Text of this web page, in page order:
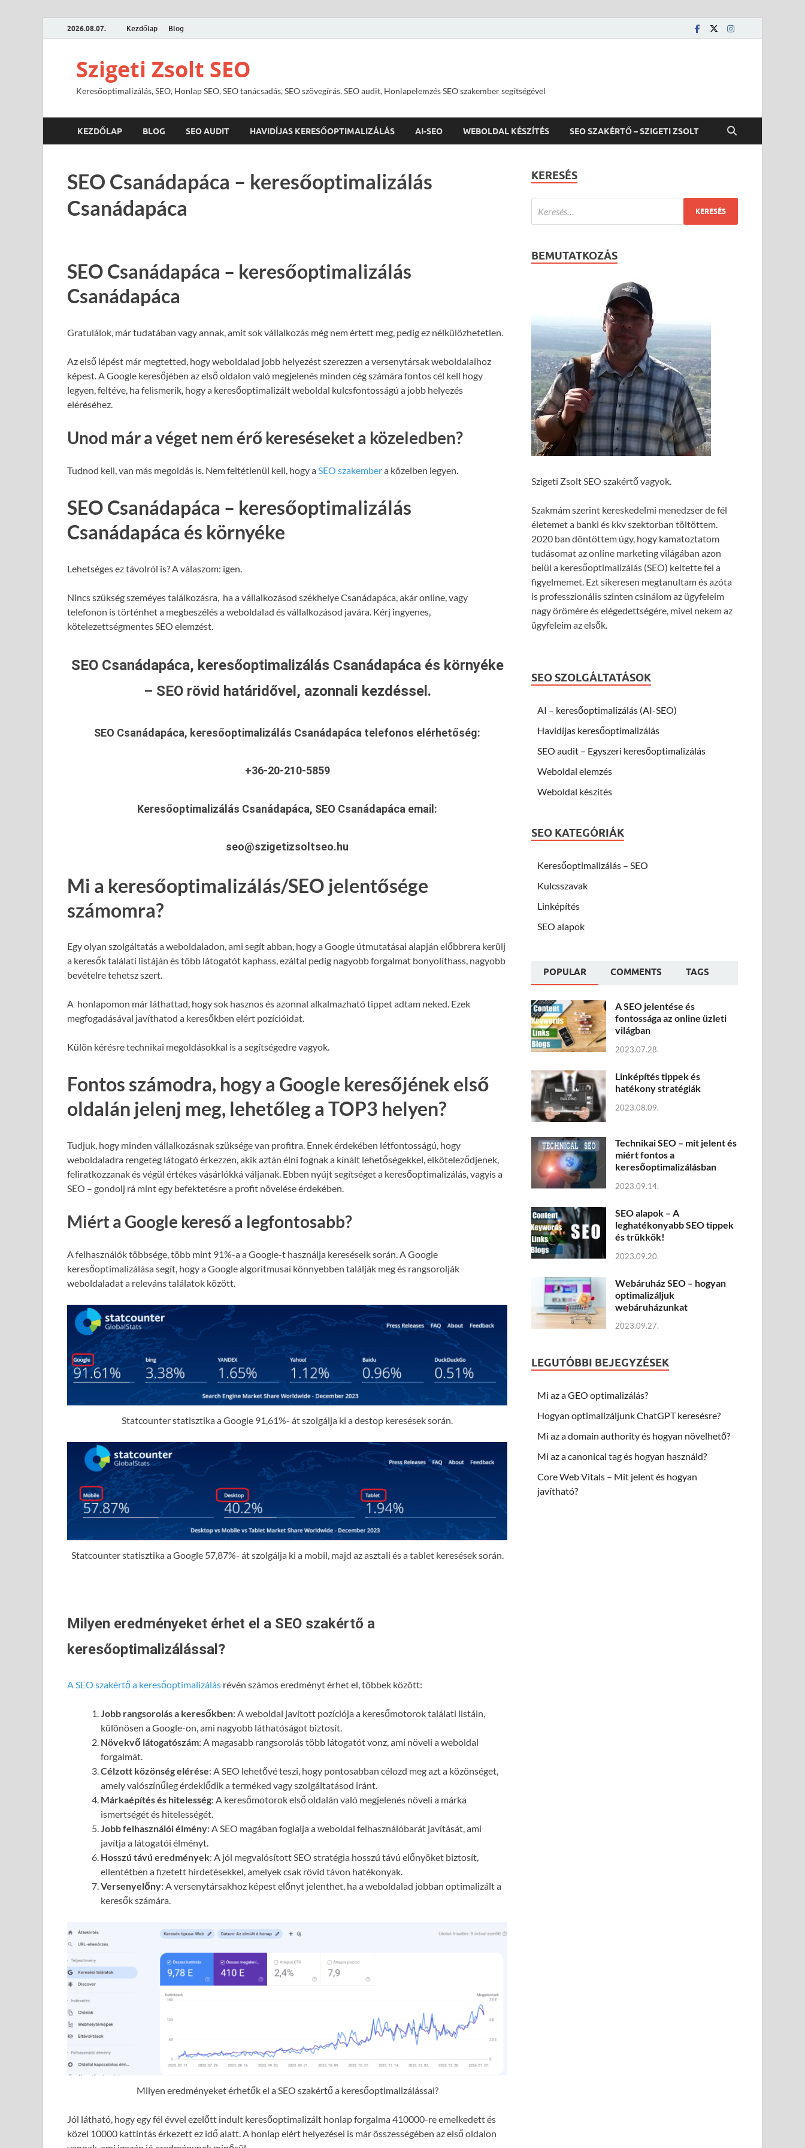
2026.08.07. Kezdőlap Blog
Szigeti Zsolt SEO
Keresőoptimalizálás, SEO, Honlap SEO, SEO tanácsadás, SEO szövegírás, SEO audit, Honlapelemzés SEO szakember segítségével
KEZDŐLAP BLOG SEO AUDIT HAVIDÍJAS KERESŐOPTIMALIZÁLÁS AI-SEO WEBOLDAL KÉSZÍTÉS SEO SZAKÉRTŐ – SZIGETI ZSOLT
SEO Csanádapáca – keresőoptimalizálás
Csanádapáca
SEO Csanádapáca – keresőoptimalizálás
Csanádapáca
Gratulálok, már tudatában vagy annak, amit sok vállalkozás még nem értett meg, pedig ez nélkülözhetetlen.
Az első lépést már megtetted, hogy weboldalad jobb helyezést szerezzen a versenytársak weboldalaihoz
képest. A Google keresőjében az első oldalon való megjelenés minden cég számára fontos cél kell hogy
legyen, feltéve, ha felismerik, hogy a keresőoptimalizált weboldal kulcsfontosságú a jobb helyezés
eléréséhez.
Unod már a véget nem érő kereséseket a közeledben?
Tudnod kell, van más megoldás is. Nem feltétlenül kell, hogy aSEO szakembera közelben legyen.
SEO Csanádapáca – keresőoptimalizálás
Csanádapáca és környéke
Lehetséges ez távolról is? A válaszom: igen.
Nincs szükség szeméyes találkozásra, ha a vállalkozásod székhelye Csanádapáca, akár online, vagy
telefonon is történhet a megbeszélés a weboldalad és vállalkozásod javára. Kérj ingyenes,
kötelezettségmentes SEO elemzést.
SEO Csanádapáca, keresőoptimalizálás Csanádapáca és környéke
– SEO rövid határidővel, azonnali kezdéssel.
SEO Csanádapáca, keresőoptimalizálás Csanádapáca telefonos elérhetőség:
+36-20-210-5859
Keresőoptimalizálás Csanádapáca, SEO Csanádapáca email:
seo@szigetizsoltseo.hu
Mi a keresőoptimalizálás/SEO jelentősége
számomra?
Egy olyan szolgáltatás a weboldaladon, ami segít abban, hogy a Google útmutatásai alapján előbbrera kerülj
a keresők találati listáján és több látogatót kaphass, ezáltal pedig nagyobb forgalmat bonyolíthass, nagyobb
bevételre tehetsz szert.
A honlapomon már láthattad, hogy sok hasznos és azonnal alkalmazható tippet adtam neked. Ezek
megfogadásával javíthatod a keresőkben elért pozícióidat.
Külön kérésre technikai megoldásokkal is a segítségedre vagyok.
Fontos számodra, hogy a Google keresőjének első
oldalán jelenj meg, lehetőleg a TOP3 helyen?
Tudjuk, hogy minden vállalkozásnak szüksége van profitra. Ennek érdekében létfontosságú, hogy
weboldaladra rengeteg látogató érkezzen, akik aztán élni fognak a kínált lehetőségekkel, elköteleződjenek,
feliratkozzanak és végül értékes vásárlókká váljanak. Ebben nyújt segítséget a keresőoptimalizálás, vagyis a
SEO – gondolj rá mint egy befektetésre a profit növelése érdekében.
Miért a Google kereső a legfontosabb?
A felhasználók többsége, több mint 91%-a a Google-t használja kereséseik során. A Google
keresőoptimalizálása segít, hogy a Google algoritmusai könnyebben találják meg és rangsorolják
weboldaladat a releváns találatok között.
Statcounter statisztika a Google 91,61%- át szolgálja ki a destop keresések során.
Statcounter statisztika a Google 57,87%- át szolgálja ki a mobil, majd az asztali és a tablet keresések során.
Milyen eredményeket érhet el a SEO szakértő a
keresőoptimalizálással?
A SEO szakértő a keresőoptimalizálás révén számos eredményt érhet el, többek között:
Jobb rangsorolás a keresőkben: A weboldal javított pozíciója a keresőmotorok találati listáin,
különösen a Google-on, ami nagyobb láthatóságot biztosít.
Növekvő látogatószám: A magasabb rangsorolás több látogatót vonz, ami növeli a weboldal
forgalmát.
Célzott közönség elérése: A SEO lehetővé teszi, hogy pontosabban célozd meg azt a közönséget,
amely valószínűleg érdeklődik a terméked vagy szolgáltatásod iránt.
Márkaépítés és hitelesség: A keresőmotorok első oldalán való megjelenés növeli a márka
ismertségét és hitelességét.
Jobb felhasználói élmény: A SEO magában foglalja a weboldal felhasználóbarát javítását, ami
javítja a látogatói élményt.
Hosszú távú eredmények: A jól megvalósított SEO stratégia hosszú távú előnyöket biztosít,
ellentétben a fizetett hirdetésekkel, amelyek csak rövid távon hatékonyak.
Versenyelőny: A versenytársakhoz képest előnyt jelenthet, ha a weboldalad jobban optimalizált a
keresők számára.
Milyen eredményeket érhetők el a SEO szakértő a keresőoptimalizálással?
Jól látható, hogy egy fél évvel ezelőtt indult keresőoptimalizált honlap forgalma 410000-re emelkedett és
közel 10000 kattintás érkezett ez idő alatt. A honlap elért helyezései is már összességében az első oldalon
KERESÉS
BEMUTATKOZÁS
Szigeti Zsolt SEO szakértő vagyok.
Szakmám szerint kereskedelmi menedzser de fél
életemet a banki és kkv szektorban töltöttem.
2020 ban döntöttem úgy, hogy kamatoztatom
tudásomat az online marketing világában azon
belül a keresőoptimalizálás (SEO) keltette fel a
figyelmemet. Ezt sikeresen megtanultam és azóta
is professzionális szinten csinálom az ügyfeleim
nagy örömére és elégedettségére, mivel nekem az
ügyfeleim az elsők.
SEO SZOLGÁLTATÁSOK
AI – keresőoptimalizálás (AI-SEO)
Havidíjas keresőoptimalizálás
SEO audit – Egyszeri keresőoptimalizálás
Weboldal elemzés
Weboldal készítés
SEO KATEGÓRIÁK
Keresőoptimalizálás – SEO
Kulcsszavak
Linképítés
SEO alapok
POPULAR COMMENTS TAGS
A SEO jelentése és
fontossága az online üzleti
világban
2023.07.28.
Linképítés tippek és
hatékony stratégiák
2023.08.09.
Technikai SEO – mit jelent és
miért fontos a
keresőoptimalizálásban
2023.09.14.
SEO alapok – A
leghatékonyabb SEO tippek
és trükkök!
2023.09.20.
Webáruház SEO – hogyan
optimalizáljuk
webáruházunkat
2023.09.27.
LEGUTÓBBI BEJEGYZÉSEK
Mi az a GEO optimalizálás?
Hogyan optimalizáljunk ChatGPT keresésre?
Mi az a domain authority és hogyan növelhető?
Mi az a canonical tag és hogyan használd?
Core Web Vitals – Mit jelent és hogyan
javítható?